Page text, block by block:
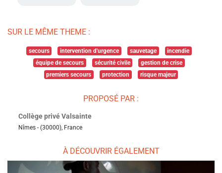
SUR LE MÊME THEME :
secours intervention d'urgence sauvetage
incendie
équipe de secours
sécurité civile
gestion de crise
premiers secours
protection risque majeur
PROPOSÉ PAR :
Collège privé Valsainte
Nîmes - (30000), France
À DÉCOUVRIR ÉGALEMENT